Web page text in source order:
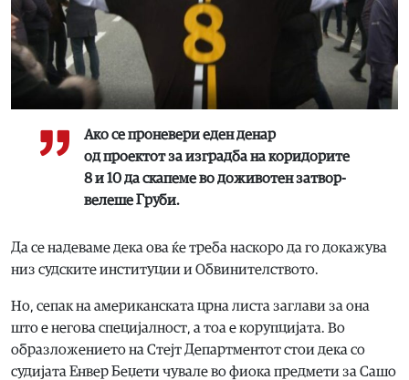
Ако се проневери еден денар
од проектот за изградба на коридорите
8 и 10 да скапеме во доживотен затвор-
велеше Груби.
Да се надеваме дека ова ќе треба наскоро да го докажува
низ судските институции и Обвинителството.
Но, сепак на американската црна листа заглави за она
што е негова специјалност, а тоа е корупцијата. Во
образложението на Стејт Департментот стои дека со
судијата Енвер Беџети чувале во фиока предмети за Сашо